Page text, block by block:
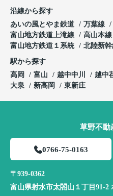
沿線から探す
あいの風とやま鉄道
万葉線
富山地方鉄道上滝線
高山本線
富山地方鉄道１系統
北陸新
駅から探す
高岡
富山 越中中川 越中
大泉
新高岡 東新庄
草野不動
0766-75-0163
〒939-0362
富山県射水市太閤山１丁目91-2